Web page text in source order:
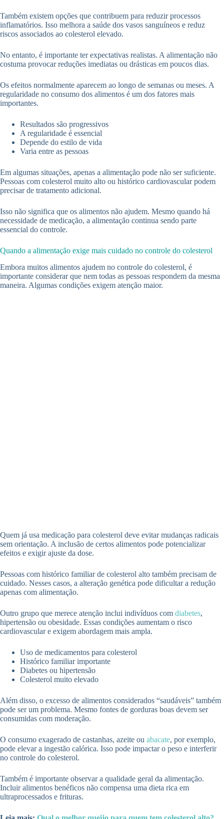
Também existem opções que contribuem para reduzir processos
inflamatórios. Isso melhora a saúde dos vasos sanguíneos e reduz
riscos associados ao colesterol elevado.
No entanto, é importante ter expectativas realistas. A alimentação não
costuma provocar reduções imediatas ou drásticas em poucos dias.
Os efeitos normalmente aparecem ao longo de semanas ou meses. A
regularidade no consumo dos alimentos é um dos fatores mais
importantes.
Resultados são progressivos
A regularidade é essencial
Depende do estilo de vida
Varia entre as pessoas
Em algumas situações, apenas a alimentação pode não ser suficiente.
Pessoas com colesterol muito alto ou histórico cardiovascular podem
precisar de tratamento adicional.
Isso não significa que os alimentos não ajudem. Mesmo quando há
necessidade de medicação, a alimentação continua sendo parte
essencial do controle.
Quando a alimentação exige mais cuidado no controle do colesterol
Embora muitos alimentos ajudem no controle do colesterol, é
importante considerar que nem todas as pessoas respondem da mesma
maneira. Algumas condições exigem atenção maior.
Quem já usa medicação para colesterol deve evitar mudanças radicais
sem orientação. A inclusão de certos alimentos pode potencializar
efeitos e exigir ajuste da dose.
Pessoas com histórico familiar de colesterol alto também precisam de
cuidado. Nesses casos, a alteração genética pode dificultar a redução
apenas com alimentação.
Outro grupo que merece atenção inclui indivíduos com diabetes,
hipertensão ou obesidade. Essas condições aumentam o risco
cardiovascular e exigem abordagem mais ampla.
Uso de medicamentos para colesterol
Histórico familiar importante
Diabetes ou hipertensão
Colesterol muito elevado
Além disso, o excesso de alimentos considerados “saudáveis” também
pode ser um problema. Mesmo fontes de gorduras boas devem ser
consumidas com moderação.
O consumo exagerado de castanhas, azeite ou abacate, por exemplo,
pode elevar a ingestão calórica. Isso pode impactar o peso e interferir
no controle do colesterol.
Também é importante observar a qualidade geral da alimentação.
Incluir alimentos benéficos não compensa uma dieta rica em
ultraprocessados e frituras.